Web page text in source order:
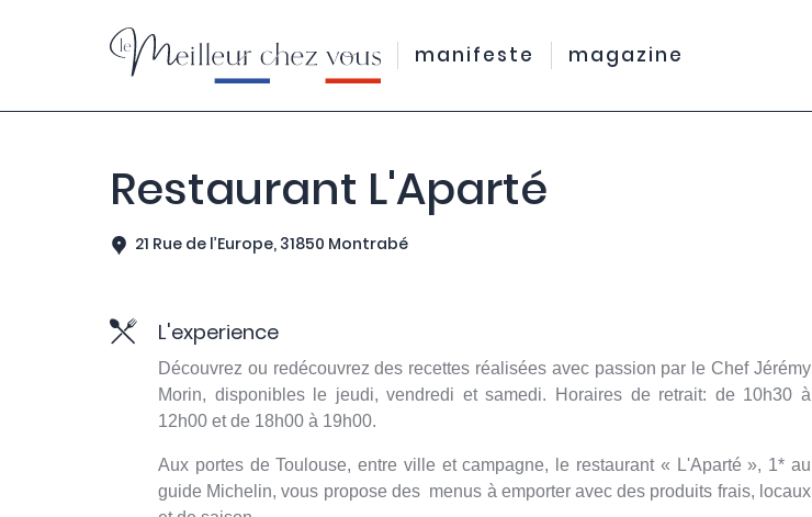
manifeste magazine
Restaurant L'Aparté
21 Rue de l’Europe, 31850 Montrabé
L'experience
Découvrez ou redécouvrez des recettes réalisées avec passion par le Chef Jérémy
Morin, disponibles le jeudi, vendredi et samedi. Horaires de retrait: de 10h30 à
12h00 et de 18h00 à 19h00.
Aux portes de Toulouse, entre ville et campagne, le restaurant « L'Aparté », 1* au
guide Michelin, vous propose des menus à emporter avec des produits frais, locaux